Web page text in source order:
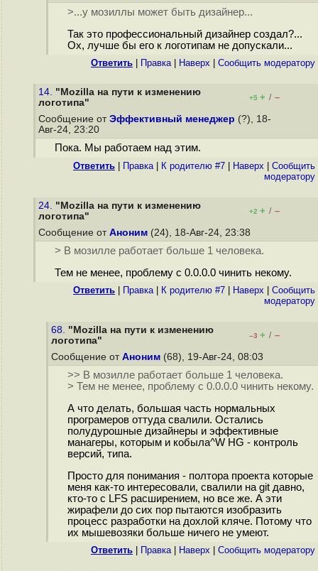
>...у мозиллы может быть дизайнер...
Так это профессиональный дизайнер создал?...
Ох, лучше бы его к логотипам не допускали...
Ответить Правка| Наверх Cообщить модератору
14. "Mozilla на пути к изменению
логотипа"
+5 + / –
Сообщение от Эффективный менеджер (?), 18-
Авг-24, 23:20
Пока. Мы работаем над этим.
Ответить Правка| К родителю #7 Наверх
Cообщить
модератору
24. "Mozilla на пути к изменению
логотипа"
+2 + / –
Сообщение от Аноним (24), 18-Авг-24, 23:38
> В мозилле работает больше 1 человека.
Тем не менее, проблему с 0.0.0.0 чинить некому.
Ответить Правка| К родителю #7 Наверх
Cообщить
модератору
68. "Mozilla на пути к изменению
логотипа"
–3 + / –
Сообщение от Аноним (68), 19-Авг-24, 08:03
>> В мозилле работает больше 1 человека.
> Тем не менее, проблему с 0.0.0.0 чинить некому.
А что делать, большая часть нормальных
програмеров оттуда свалили. Остались
полудурошные дизайнеры и эффективные
манагеры, которым и кобыла^W HG - контроль
версий, типа.
Просто для понимания - полтора проекта которые
меня как-то интересовали, свалили на git давно,
кто-то с LFS расширением, но все же. А эти
жирафели до сих пор пытаются изобразить
процесс разработки на дохлой кляче. Потому что
их мышевозяки больше ничего не умеют.
Ответить Правка| Наверх Cообщить модератору